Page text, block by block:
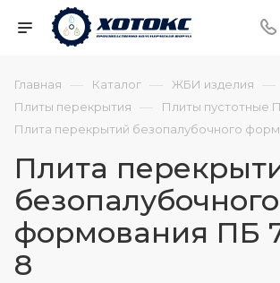
Главная — Каталог — ЖБИ изделия —
Плиты перекрытия — Плиты пустотные
Плита перекрытий безопалубочного
Плита
безопалубочного
формования ПБ
8